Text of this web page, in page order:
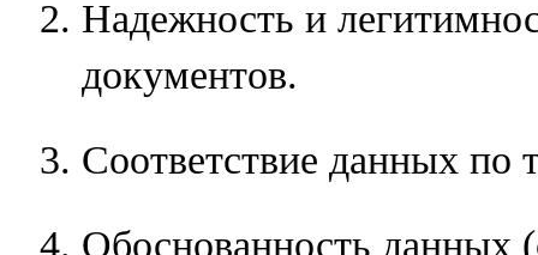
Надежность и
документов.
Соответствие данных по
Обоснованность данных